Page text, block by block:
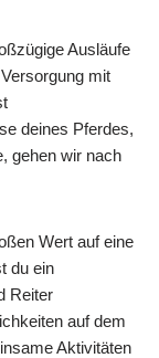
Ausläufe
mit
deines Pferdes,
gehen wir nach
Wert auf eine
du ein
Reiter
auf dem
Aktivitäten